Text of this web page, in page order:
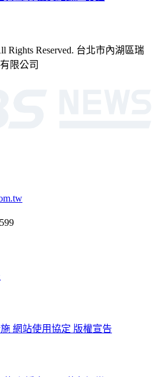
Rights Reserved. 台北市內湖區瑞
限公司
網站使用協定 版權宣告